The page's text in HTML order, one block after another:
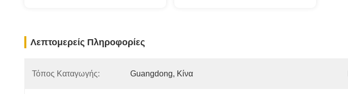
Λεπτομερείς Πληροφορίες
Τόπος Καταγωγής: Guangdong, Κίνα